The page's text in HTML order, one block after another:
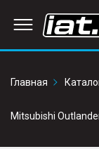
Главная
Mitsubishi